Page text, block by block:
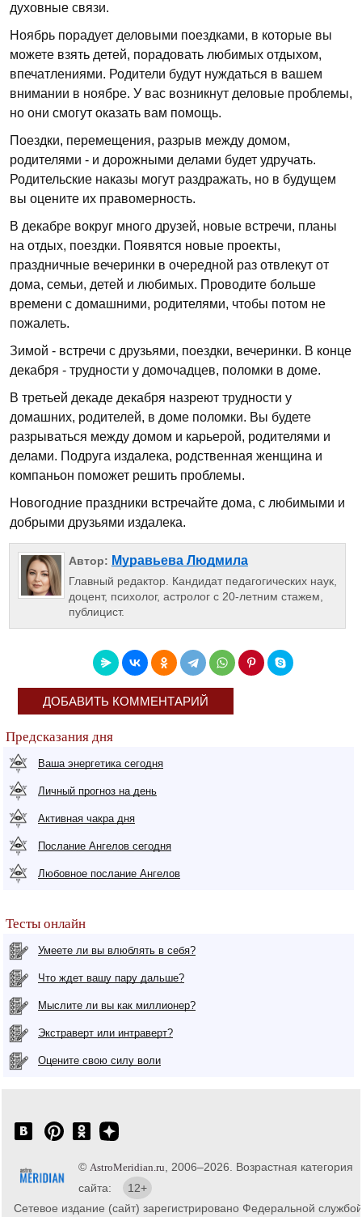
духовные связи.
Ноябрь порадует деловыми поездками, в которые вы
можете взять детей, порадовать любимых отдыхом,
впечатлениями. Родители будут нуждаться в вашем
внимании в ноябре. У вас возникнут деловые проблемы,
но они смогут оказать вам помощь.
Поездки, перемещения, разрыв между домом,
родителями - и дорожными делами будет удручать.
Родительские наказы могут раздражать, но в будущем
вы оцените их правомерность.
В декабре вокруг много друзей, новые встречи, планы
на отдых, поездки. Появятся новые проекты,
праздничные вечеринки в очередной раз отвлекут от
дома, семьи, детей и любимых. Проводите больше
времени с домашними, родителями, чтобы потом не
пожалеть.
Зимой - встречи с друзьями, поездки, вечеринки. В конце
декабря - трудности у домочадцев, поломки в доме.
В третьей декаде декабря назреют трудности у
домашних, родителей, в доме поломки. Вы будете
разрываться между домом и карьерой, родителями и
делами. Подруга издалека, родственная женщина и
компаньон поможет решить проблемы.
Новогодние праздники встречайте дома, с любимыми и
добрыми друзьями издалека.
Автор: Муравьева Людмила
Главный редактор. Кандидат педагогических наук,
доцент, психолог, астролог с 20-летним стажем,
публицист.
ДОБАВИТЬ КОММЕНТАРИЙ
Предсказания дня
Ваша энергетика сегодня
Личный прогноз на день
Активная чакра дня
Послание Ангелов сегодня
Любовное послание Ангелов
Тесты онлайн
Умеете ли вы влюблять в себя?
Что ждет вашу пару дальше?
Мыслите ли вы как миллионер?
Экстраверт или интраверт?
Оцените свою силу воли
© AstroMeridian.ru , 2006–2026. Возрастная категория
сайта:
12+
Сетевое издание (сайт) зарегистрировано Федеральной службой